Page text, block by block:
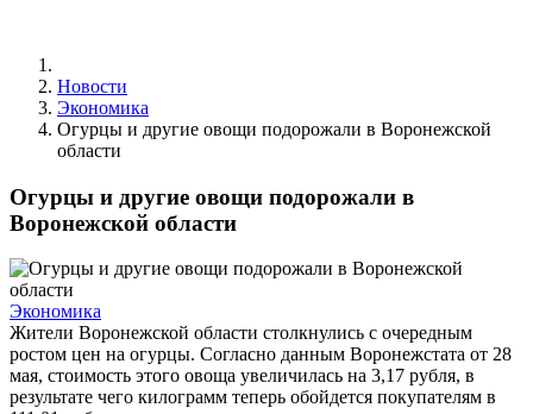
Новости
Экономика
Огурцы и другие овощи подорожали в Воронежской
области
Огурцы и другие овощи подорожали в
Воронежской области
Экономика
Жители Воронежской области столкнулись с очередным
ростом цен на огурцы. Согласно данным Воронежстата от 28
мая, стоимость этого овоща увеличилась на 3,17 рубля, в
результате чего килограмм теперь обойдется покупателям в